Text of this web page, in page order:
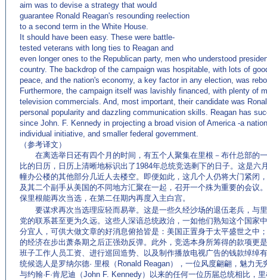
aim was to devise a strategy that would
guarantee Ronald Reagan's resounding reelection
to a second term in the White House.
It should have been easy. These were battle-
tested veterans with long ties to Reagan and
even longer ones to the Republican party, men who understood
country. The backdrop of the campaign was hospitable, with lots of
peace, and the nation's economy, a key factor in any election, was
Furthermore, the campaign itself was lavishly financed, with plenty of
television commercials. And, most important, their candidate was
personal popularity and dazzling communication skills. Reagan has
since John. F. Kennedy in projecting a broad vision of America -a
individual initiative, and smaller federal government.
（参考译文）
在离选举日还有四个月的时间，有五个人聚集在里根－布什总部的
比的日历，日历上清晰地标识出了1984年总统竞选剩下的日子。这是六
幢办公楼的其他部分几近人去楼空。即便如此，这几个人仍将大门紧闭
及其二个副手从美国的不同地方汇聚在一起，召开一个殊为重要的会议
保里根能再次当选，在第二任期内再度入主白宫。
要谋求再次当选理应轻而易举。这是一些久经沙场的退伍老兵，与
党的联系甚至更为久远。这些人深谙总统政治，一如他们熟知这个国家
分宜人，可供大做文章的好消息俯拾皆是：美国正置身于太平盛世之中
的经济在步出萧条期之后正强劲反弹。此外，竞选本身所筹得的款项更
班子工作人员工资、进行巡回造势、以及制作播放电视广告的钱款绰绰
统候选人是罗纳尔德· 里根（Ronald Reagan），一位风度翩翩，魅力
与约翰·F·肯尼迪（John F. Kennedy）以来的任何一位历届总统相比，